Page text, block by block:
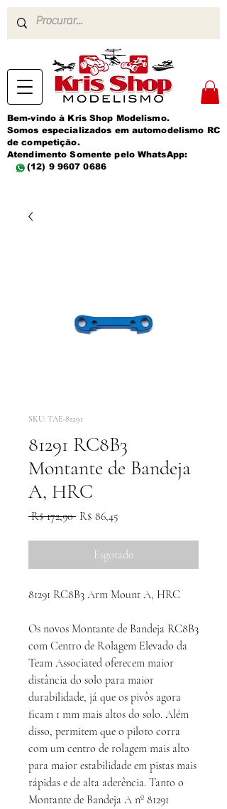
Bem-vindo à Kris Shop Modelismo.
Somos especializados em automodelismo RC
de competição.
Atendimento Somente pelo WhatsApp:
(12) 9 9607 0686
SKU: TAE-81291
81291 RC8B3
Montante de Bandeja
A, HRC
R$ 172,90 Preço
R$ 86,45
Esgotado
81291 RC8B3 Arm Mount A, HRC
Os novos Montante de Bandeja RC8B3
com Centro de Rolagem Elevado da
Team Associated oferecem maior
distância do solo para maior
durabilidade, já que os pivôs agora
ficam 1 mm mais altos do solo. Além
disso, permitem que o piloto corra
com um centro de rolagem mais alto
para maior estabilidade em pistas mais
rápidas e de alta aderência. Tanto o
Montante de Bandeja A nº 81291